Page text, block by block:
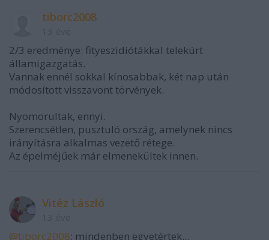
tiborc2008
2/3 eredménye: fityeszidiótákkal telekúrt
államigazgatás.
Vannak ennél sokkal kínosabbak, két nap után
módosított visszavont törvények.
Nyomorultak, ennyi.
Szerencsétlen, pusztuló ország, amelynek nincs
irányításra alkalmas vezető rétege.
Az épelméjűek már elmenekültek innen.
Vitéz László
@tiborc2008: mindenben egyetértek...